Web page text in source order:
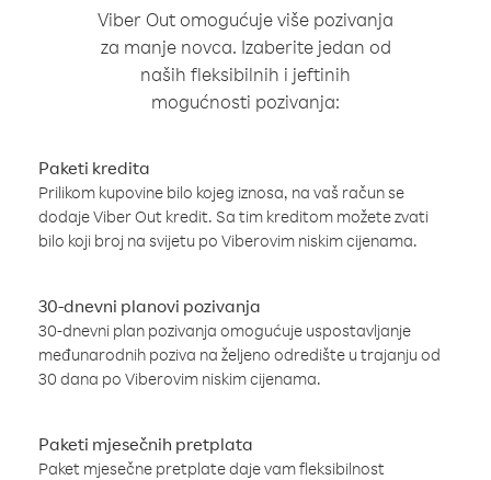
Viber Out omogućuje više pozivanja
za manje novca. Izaberite jedan od
naših fleksibilnih i jeftinih
mogućnosti pozivanja:
Paketi kredita
Prilikom kupovine bilo kojeg iznosa, na vaš račun se
dodaje Viber Out kredit. Sa tim kreditom možete zvati
bilo koji broj na svijetu po Viberovim niskim cijenama.
30-dnevni planovi pozivanja
30-dnevni plan pozivanja omogućuje uspostavljanje
međunarodnih poziva na željeno odredište u trajanju od
30 dana po Viberovim niskim cijenama.
Paketi mjesečnih pretplata
Paket mjesečne pretplate daje vam fleksibilnost